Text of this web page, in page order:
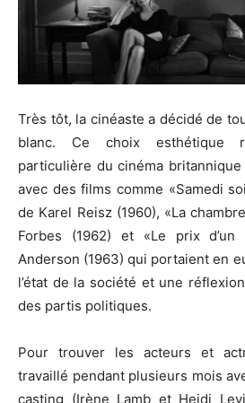
Très tôt, la cinéaste a décidé de
blanc. Ce choix esthétique
particulière du cinéma
avec des films comme «Samedi
de Karel Reisz (1960), «La chambre
Forbes (1962) et «Le prix d’un
Anderson (1963) qui portaient en
l’état de la société et une
des partis politiques.
Pour trouver les acteurs et
travaillé pendant plusieurs mois
casting (Irène Lamb et Heidi